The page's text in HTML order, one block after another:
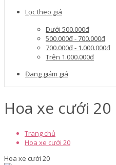
Lọc theo giá
Dưới 500.000đ
500.000đ - 700.000đ
700.000đ - 1.000.000đ
Trên 1.000.000đ
Đang giảm giá
Hoa xe cưới 20
Trang chủ
Hoa xe cưới 20
Hoa xe cưới 20